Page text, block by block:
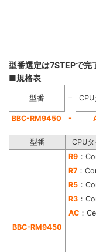
型番選定は7STEPで完
■規格表
型番 −
BBC-RM9450
-
型番 CPU
BBC-RM9450
R9 ：
R7 ：
R5 ：
R3 ：
AC ：